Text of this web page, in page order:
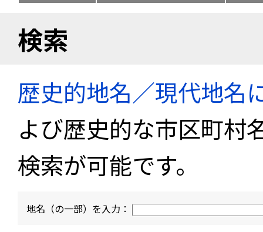
検索
歴史的地名／現代地名
よび歴史的な市区町村
検索が可能です。
地名（の一部）を入力：